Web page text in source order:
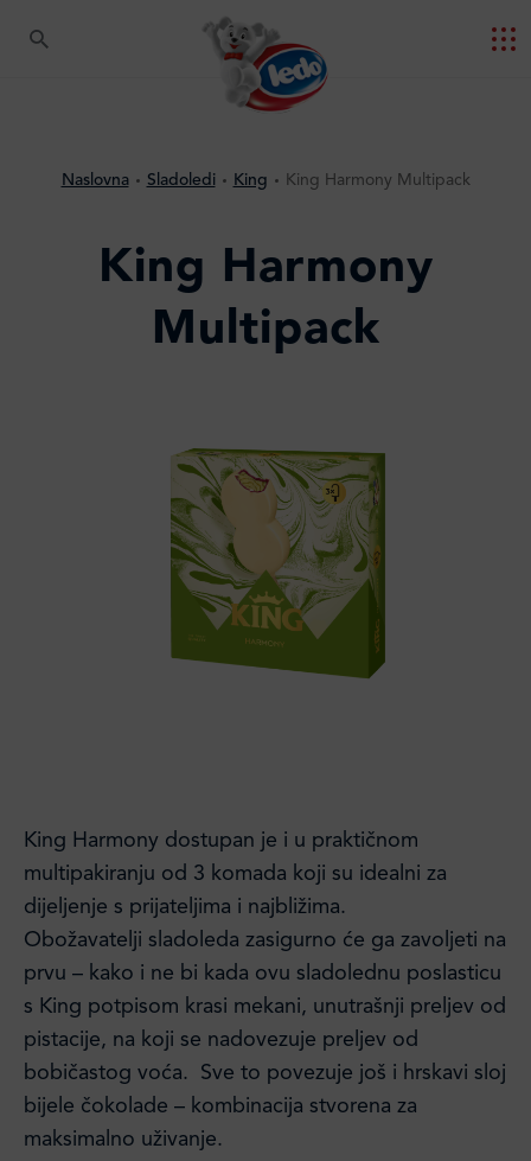
Naslovna Sladoledi King King Harmony Multipack
King Harmony
Multipack
King Harmony dostupan je i u praktičnom
multipakiranju od 3 komada koji su idealni za
dijeljenje s prijateljima i najbližima.
Obožavatelji sladoleda zasigurno će ga zavoljeti na
prvu – kako i ne bi kada ovu sladolednu poslasticu
s King potpisom krasi mekani, unutrašnji preljev od
pistacije, na koji se nadovezuje preljev od
bobičastog voća. Sve to povezuje još i hrskavi sloj
bijele čokolade – kombinacija stvorena za
maksimalno uživanje.